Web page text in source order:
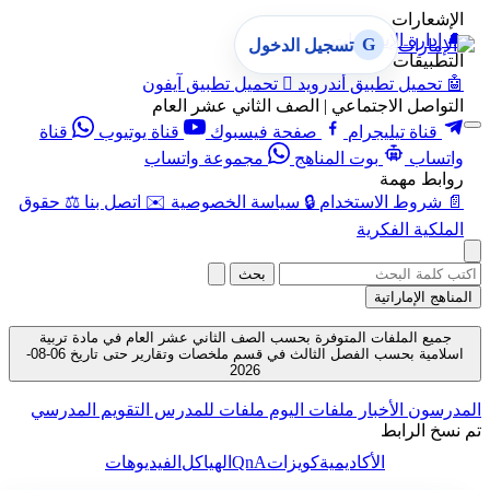
الإشعارات
🔔 إدارة الإشعارات
التطبيقات
🤖 تحميل تطبيق أندرويد  تحميل تطبيق آيفون
التواصل الاجتماعي | الصف الثاني عشر العام
قناة تيليجرام
صفحة فيسبوك قناة يوتيوب
قناة
واتساب
بوت المناهج
مجموعة واتساب
روابط مهمة
📄 شروط الاستخدام 🔒 سياسة الخصوصية ✉️ اتصل بنا ⚖️ حقوق
الملكية الفكرية
G تسجيل الدخول
بحث
المناهج الإماراتية
جميع الملفات المتوفرة بحسب الصف الثاني عشر العام في مادة تربية
اسلامية بحسب الفصل الثالث في قسم ملخصات وتقارير حتى تاريخ 06-08-
2026
المدرسون الأخبار ملفات اليوم ملفات للمدرس التقويم المدرسي
تم نسخ الرابط
الأكاديميةكويزاتQnAالهياكلالفيديوهات